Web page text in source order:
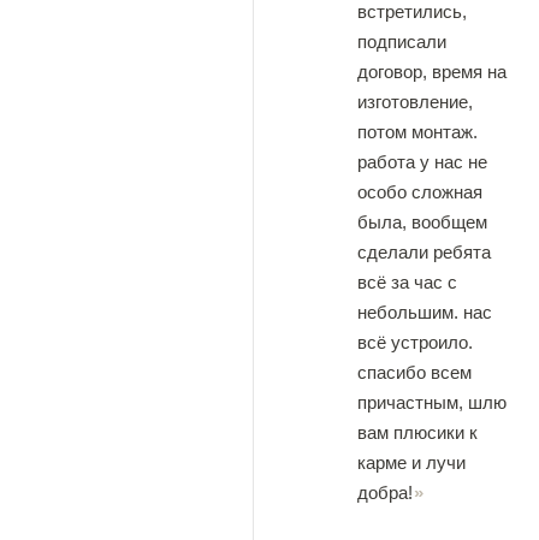
встретились,
подписали
договор, время на
изготовление,
потом монтаж.
работа у нас не
особо сложная
была, вообщем
сделали ребята
всё за час с
небольшим. нас
всё устроило.
спасибо всем
причастным, шлю
вам плюсики к
карме и лучи
добра!